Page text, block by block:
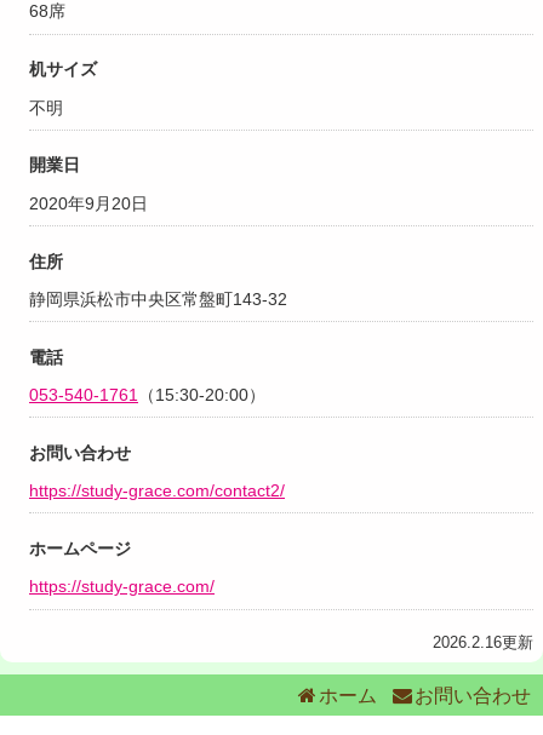
68席
机サイズ
不明
開業日
2020年9月20日
住所
静岡県浜松市中央区常盤町143-32
電話
053-540-1761
（15:30-20:00）
お問い合わせ
https://study-grace.com/contact2/
ホームページ
https://study-grace.com/
2026.2.16更新
お問い合わせ
ホーム